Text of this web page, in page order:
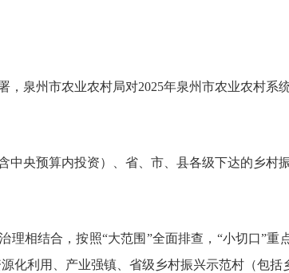
，泉州市农业农村局对2025年泉州市农业农村系
中央预算内投资）、省、市、县各级下达的乡村
理相结合，按照“大范围”全面排查，“小切口”
化利用、产业强镇、省级乡村振兴示范村（包